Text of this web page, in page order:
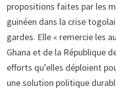
propositions faites par les
guinéen dans la crise
gardes. Elle « remercie les
Ghana et de la République
efforts qu’elles déploient
une solution politique